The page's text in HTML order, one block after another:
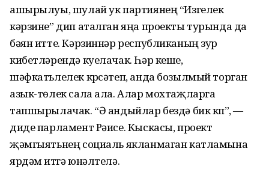
ашырылуы, шулай ук партиянең “Изгелек
кәрзине” дип аталган яңа проекты турында да
бәян итте. Кәрзиннәр республиканың зур
кибетләрендә куелачак. Һәр кеше,
шәфкатьлелек күрсәтеп, анда бозылмый торган
азык-төлек сала ала. Алар мохтаҗларга
тапшырылачак. “Ә андыйлар бездә бик күп”, —
диде парламент Рәисе. Кыскасы, проект
җәмгыятьнең социаль якланмаган катламына
ярдәм итүгә юнәлтелә.